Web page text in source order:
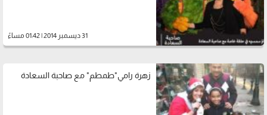
31 ديسمبر 2014 | 01:42 مساءً
زهرة رامي"طمطم" مع صاحبة السعادة